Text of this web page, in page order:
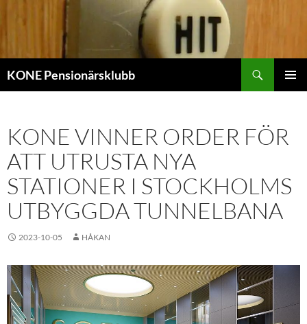
KONE Pensionärsklubb
KONE VINNER ORDER FÖR
ATT UTRUSTA NYA
STATIONER I STOCKHOLMS
UTBYGGDA TUNNELBANA
2023-10-05 HÅKAN